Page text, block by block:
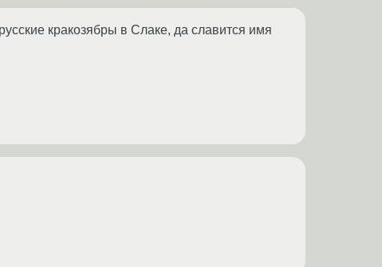
кракозябры в Слаке, да славится имя